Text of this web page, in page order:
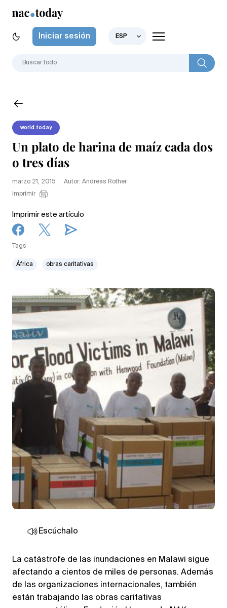
Iniciar sesión ESP
world.today
Un plato de harina de maíz cada dos
o tres días
marzo 21, 2015
Autor: Andreas Rother
Imprimir
Imprimir este artículo
Tags
África obras caritativas
Escúchalo
La catástrofe de las inundaciones en Malawi sigue
afectando a cientos de miles de personas. Además
de las organizaciones internacionales, también
están trabajando las obras caritativas